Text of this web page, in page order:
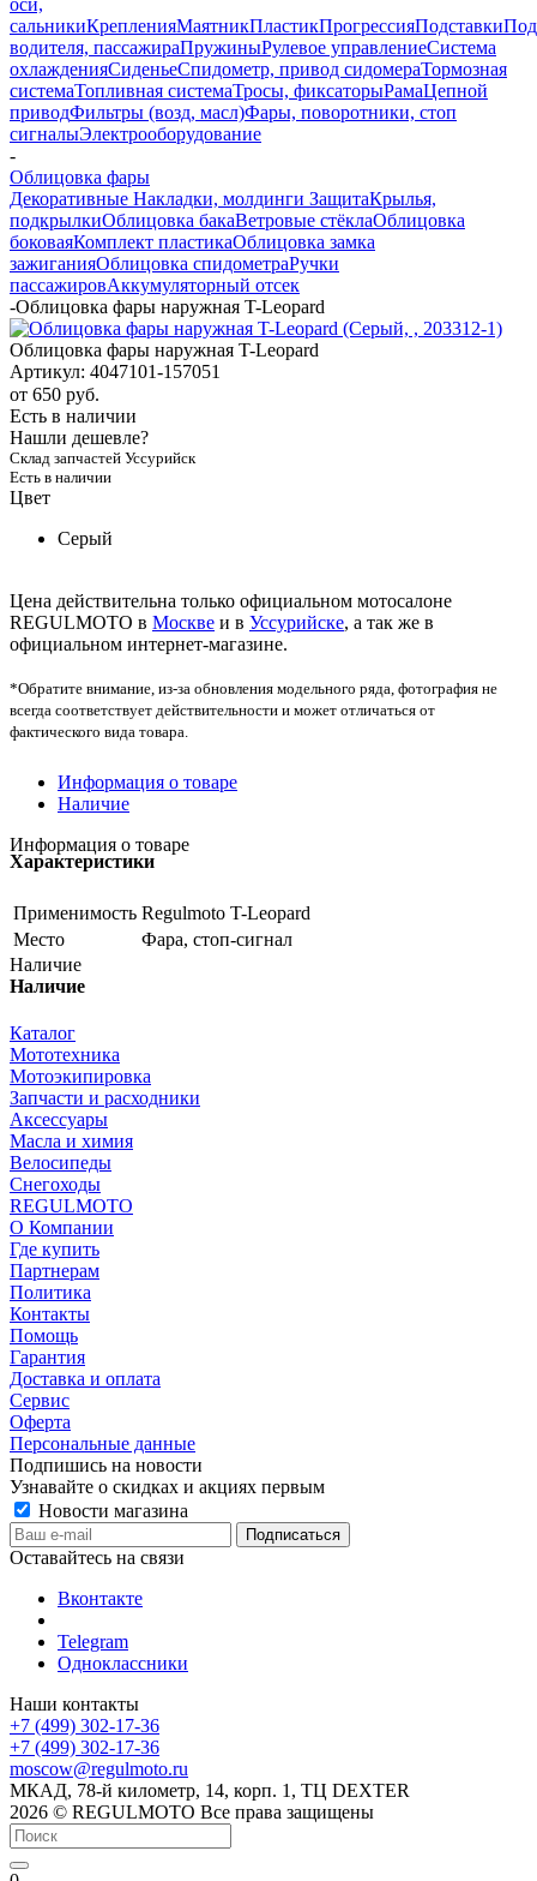
сальникиКрепленияМаятникПластикПрогрессияПодставки
водителя, пассажираПружиныРулевое управлениеСистема
охлажденияСиденьеСпидометр, привод сидомераТормозная
системаТопливная системаТросы, фиксаторыРамаЦепной
приводФильтры (возд, масл)Фары, поворотники, стоп
сигналыЭлектрооборудование
-
Облицовка фары
Декоративные Накладки, молдинги ЗащитаКрылья,
подкрылкиОблицовка бакаВетровые стёклаОблицовка
боковаяКомплект пластикаОблицовка замка
зажиганияОблицовка спидометраРучки
пассажировАккумуляторный отсек
-Облицовка фары наружная T-Leopard
Облицовка фары наружная T-Leopard
Артикул: 4047101-157051
от 650 руб.
Есть в наличии
Нашли дешевле?
Склад запчастей Уссурийск
Есть в наличии
Цвет
Серый
Цена действительна только официальном мотосалоне
REGULMOTO в Москве и в Уссурийске, а так же в
официальном интернет-магазине.
*Обратите внимание, из-за обновления модельного ряда, фотография не
всегда соответствует действительности и может отличаться от
фактического вида товара.
Информация о товаре
Наличие
Информация о товаре
Характеристики
Применимость Regulmoto T-Leopard
Место
Фара, стоп-сигнал
Наличие
Наличие
Каталог
Мототехника
Мотоэкипировка
Запчасти и расходники
Аксессуары
Масла и химия
Велосипеды
Снегоходы
REGULMOTO
О Компании
Где купить
Партнерам
Политика
Контакты
Помощь
Гарантия
Доставка и оплата
Сервис
Оферта
Персональные данные
Подпишись на новости
Узнавайте о скидках и акциях первым
Новости магазина
Оставайтесь на связи
Вконтакте
Telegram
Одноклассники
Наши контакты
+7 (499) 302-17-36
+7 (499) 302-17-36
moscow@regulmoto.ru
МКАД, 78-й километр, 14, корп. 1, ТЦ DEXTER
2026 © REGULMOTO Все права защищены